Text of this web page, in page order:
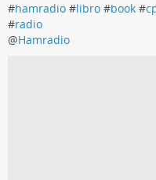
#hamradio #libro #book #
#radio
@Hamradio